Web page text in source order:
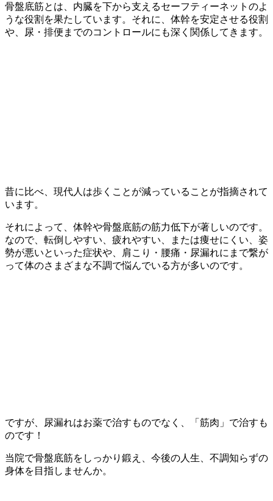
骨盤底筋とは、内臓を下から支えるセーフティーネットのよ
うな役割を果たしています。それに、体幹を安定させる役割
や、尿・排便までのコントロールにも深く関係してきます。
昔に比べ、現代人は歩くことが減っていることが指摘されて
います。
それによって、体幹や骨盤底筋の筋力低下が著しいのです。
なので、転倒しやすい、疲れやすい、または痩せにくい、姿
勢が悪いといった症状や、肩こり・腰痛・尿漏れにまで繋が
って体のさまざまな不調で悩んでいる方が多いのです。
ですが、尿漏れはお薬で治すものでなく、「筋肉」で治すも
のです！
当院で骨盤底筋をしっかり鍛え、今後の人生、不調知らずの
身体を目指しませんか。